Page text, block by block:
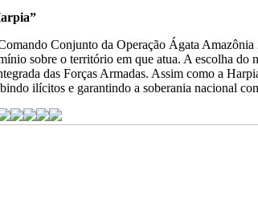
Conjunto da Operação Ágata
sobre o território em que atua. A escolha do
das Forças Armadas. Assim como a
ilícitos e garantindo a soberania nacional